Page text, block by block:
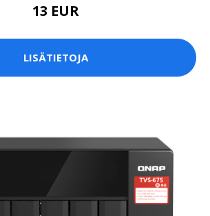
13 EUR
LISÄTIETOJA